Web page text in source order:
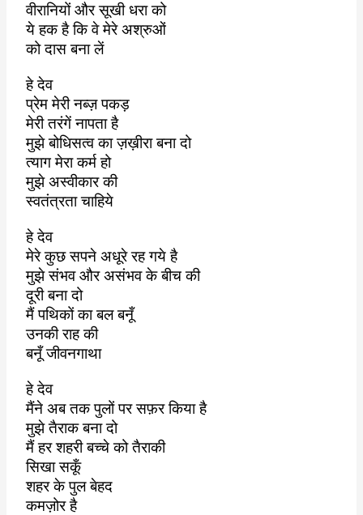
वीरानियों और सूखी धरा को
ये हक है कि वे मेरे अश्रुओं
को दास बना लें
हे देव
प्रेम मेरी नब्ज़ पकड़
मेरी तरंगें नापता है
मुझे बोधिसत्व का ज़ख़ीरा बना दो
त्याग मेरा कर्म हो
मुझे अस्वीकार की
स्वतंत्रता चाहिये
हे देव
मेरे कुछ सपने अधूरे रह गये है
मुझे संभव और असंभव के बीच की
दूरी बना दो
मैं पथिकों का बल बनूँ
उनकी राह की
बनूँ जीवनगाथा
हे देव
मैंने अब तक पुलों पर सफ़र किया है
मुझे तैराक बना दो
मैं हर शहरी बच्चे को तैराकी
सिखा सकूँ
शहर के पुल बेहद
कमज़ोर है